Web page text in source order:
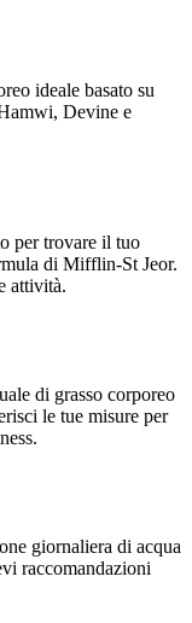
ideale basato su
Devine e
per trovare il tuo
di Mifflin-St Jeor.
attività.
di grasso corporeo
le tue misure per
giornaliera di acqua
raccomandazioni